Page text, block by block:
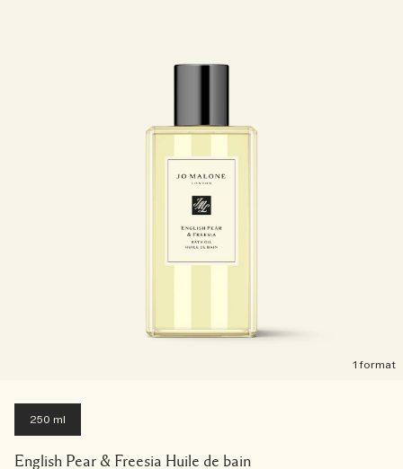
1 format
250 ml
English Pear & Freesia Huile de bain